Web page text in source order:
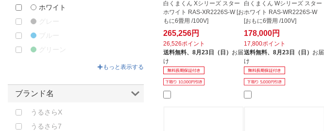
白くまくん Xシリーズ スター
ホワイト RAS-XR2226S-W [お
もに6畳用 /100V]
265,256円
26,526ポイント
送料無料、 8月23日（日） お届
け
白くまくん Wシリーズ スター
ホワイト RAS-WR2226S-W
[おもに6畳用 /100V]
178,000円
17,800ポイント
送料無料、8月23日（日） お届
け
ホワイト
グレー
ブルー
グリーン
ブラウン
もっと表示する
ブランド名
うるさらX
うるさら7